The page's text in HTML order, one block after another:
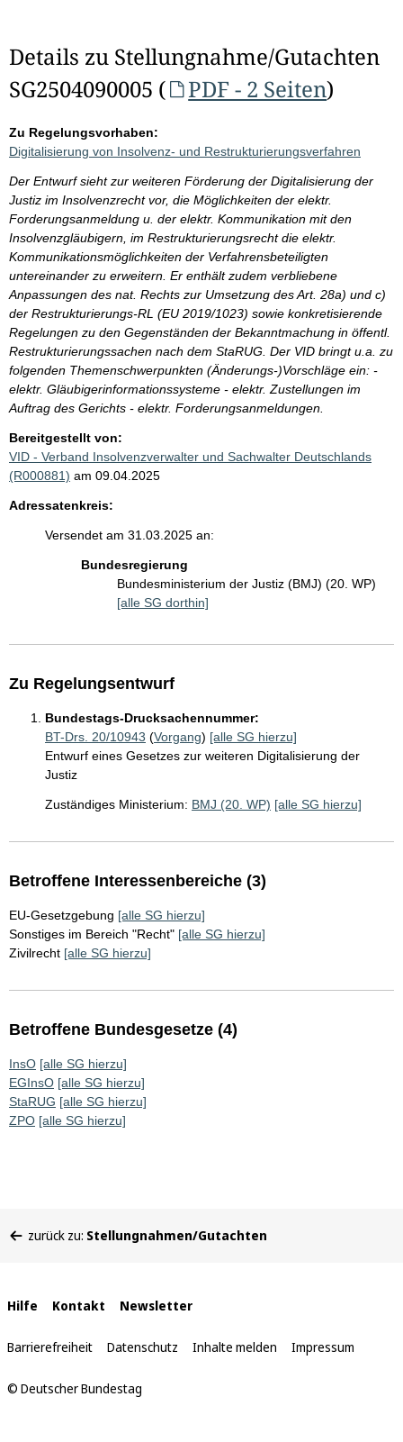
Details zu Stellungnahme/Gutachten
SG2504090005 (
PDF - 2 Seiten)
Zu Regelungsvorhaben:
Digitalisierung von Insolvenz- und Restrukturierungsverfahren
Der Entwurf sieht zur weiteren Förderung der Digitalisierung der
Justiz im Insolvenzrecht vor, die Möglichkeiten der elektr.
Forderungsanmeldung u. der elektr. Kommunikation mit den
Insolvenzgläubigern, im Restrukturierungsrecht die elektr.
Kommunikationsmöglichkeiten der Verfahrensbeteiligten
untereinander zu erweitern. Er enthält zudem verbliebene
Anpassungen des nat. Rechts zur Umsetzung des Art. 28a) und c)
der Restrukturierungs-RL (EU 2019/1023) sowie konkretisierende
Regelungen zu den Gegenständen der Bekanntmachung in öffentl.
Restrukturierungssachen nach dem StaRUG. Der VID bringt u.a. zu
folgenden Themenschwerpunkten (Änderungs-)Vorschläge ein: -
elektr. Gläubigerinformationssysteme - elektr. Zustellungen im
Auftrag des Gerichts - elektr. Forderungsanmeldungen.
Bereitgestellt von:
VID - Verband Insolvenzverwalter und Sachwalter Deutschlands
(R000881) am 09.04.2025
Adressatenkreis:
Versendet am 31.03.2025 an:
Bundesregierung
Bundesministerium der Justiz (BMJ) (20. WP)
[alle SG dorthin]
Zu Regelungsentwurf
Bundestags-Drucksachennummer:
BT-Drs. 20/10943 (Vorgang) [alle SG hierzu]
Entwurf eines Gesetzes zur weiteren Digitalisierung der
Justiz
Zuständiges Ministerium: BMJ (20. WP) [alle SG hierzu]
Betroffene Interessenbereiche (3)
EU-Gesetzgebung [alle SG hierzu]
Sonstiges im Bereich "Recht" [alle SG hierzu]
Zivilrecht [alle SG hierzu]
Betroffene Bundesgesetze (4)
InsO [alle SG hierzu]
EGInsO [alle SG hierzu]
StaRUG [alle SG hierzu]
ZPO [alle SG hierzu]
befinden
zurück zu: Stellungnahmen/Gutachten
Interne
Links
Hilfe Kontakt Newsletter
Barrierefreiheit Datenschutz Inhalte melden Impressum
© Deutscher Bundestag